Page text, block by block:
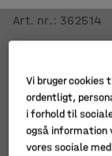
Art. nr. : 362514
Vi bruger
ordentligt,
i forhold til
også information
vores sociale